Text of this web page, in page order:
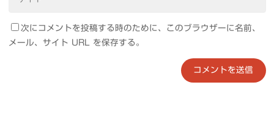
次にコメントを投稿する時のために、このブラウザーに名前、
メール、サイト URL を保存する。